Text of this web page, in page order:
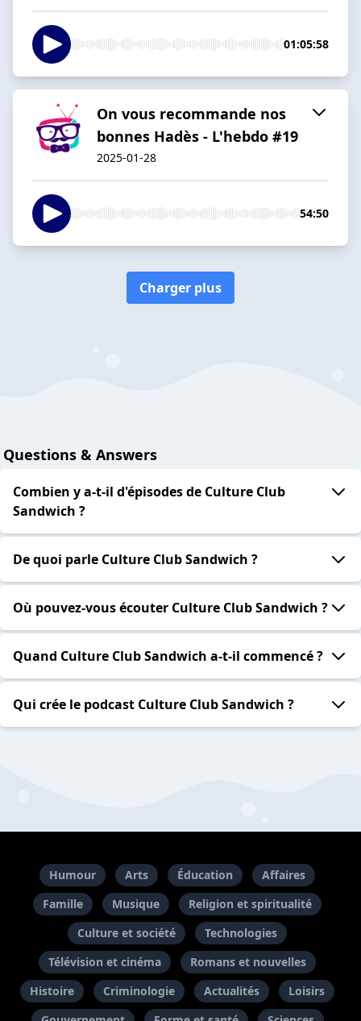
01:05:58
On vous recommande nos
bonnes Hadès - L'hebdo #19
2025-01-28
54:50
Charger plus
Questions & Answers
Combien y a-t-il d'épisodes de Culture Club
Sandwich ?
De quoi parle Culture Club Sandwich ?
Où pouvez-vous écouter Culture Club Sandwich ?
Quand Culture Club Sandwich a-t-il commencé ?
Qui crée le podcast Culture Club Sandwich ?
Humour Arts Éducation
Affaires
Famille
Musique
Religion et spiritualité
Culture et société
Technologies
Télévision et cinéma
Romans et nouvelles
Histoire
Criminologie Actualités
Loisirs